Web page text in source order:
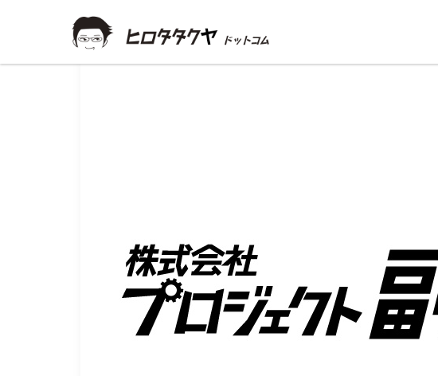
project_fukushacho_logo